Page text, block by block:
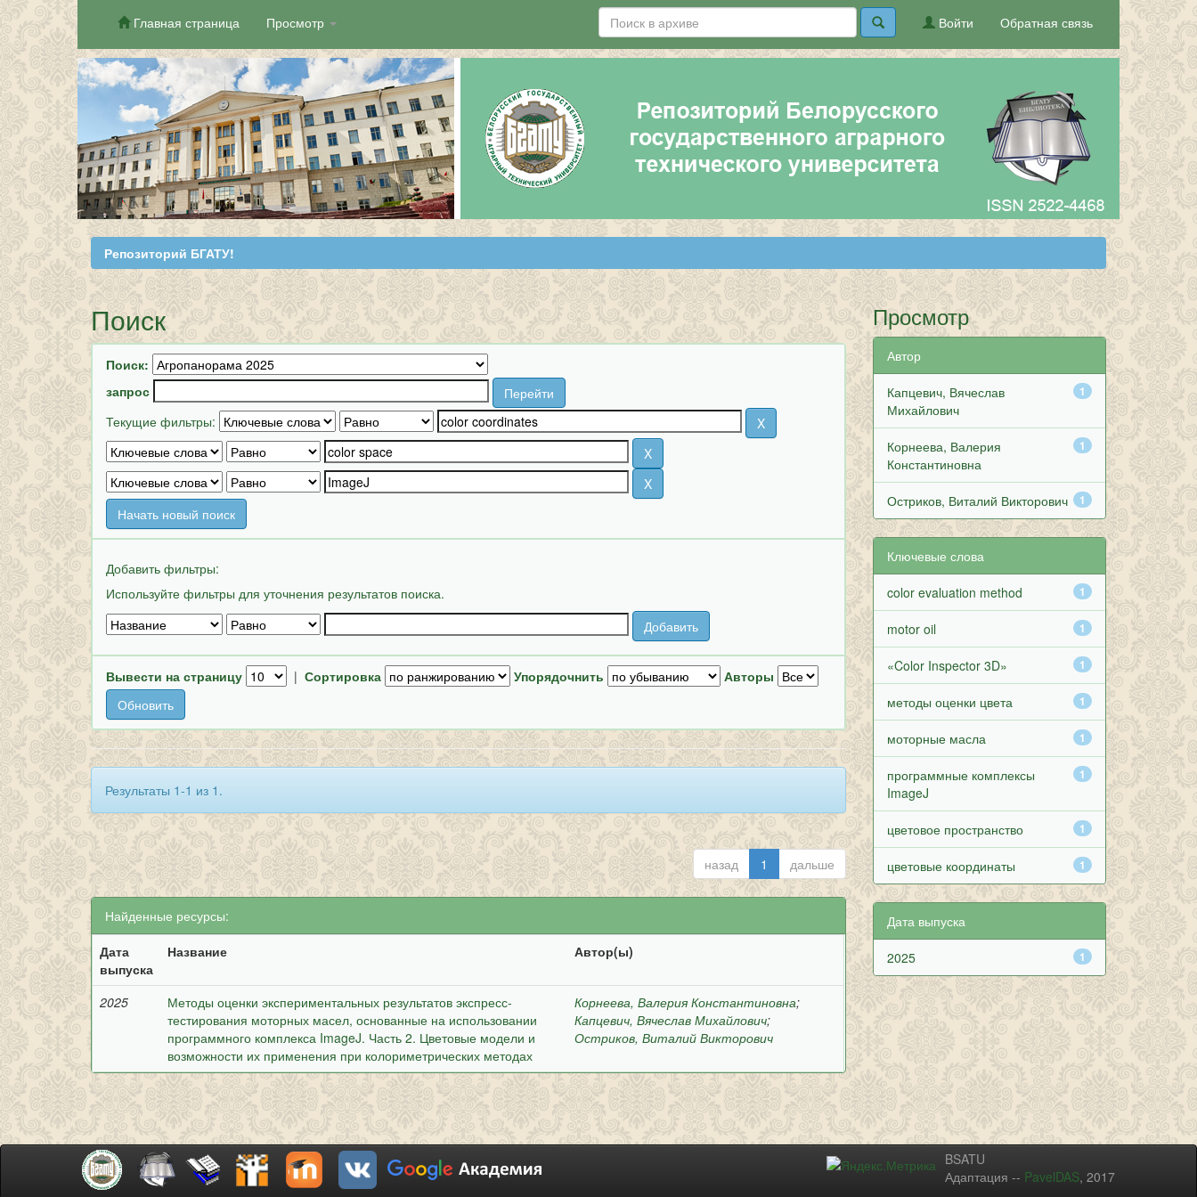
Skip
navigation
Главная страница Просмотр Обратная связь
Войти
Репозиторий БГАТУ!
Поиск
Поиск:
запрос
Текущие фильтры:
Начать новый поиск
Добавить фильтры:
Используйте фильтры для уточнения результатов поиска.
Вывести на страницу | Сортировка Упорядочнить Авторы
Результаты 1-1 из 1.
назад 1 дальше
Найденные ресурсы:
Дата
выпуска
Название Автор(ы)
2025
Методы оценки экспериментальных результатов экспресс-
тестирования моторных масел, основанные на использовании
программного комплекса ImageJ. Часть 2. Цветовые модели и
возможности их применения при колориметрических методах
Корнеева, Валерия Константиновна;
Капцевич, Вячеслав Михайлович;
Остриков, Виталий Викторович
Просмотр
Автор
1
Капцевич, Вячеслав
Михайлович
1
Корнеева, Валерия
Константиновна
1
Остриков, Виталий Викторович
Ключевые слова
1
color evaluation method
1
motor oil
1
«Color Inspector 3D»
1
методы оценки цвета
1
моторные масла
1
программные комплексы
ImageJ
1
цветовое пространство
1
цветовые координаты
Дата выпуска
1
2025
BSATU
Адаптация -- PavelDAS, 2017